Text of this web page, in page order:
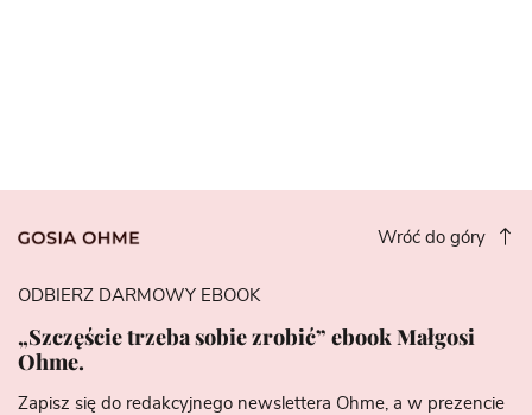
Wróć do góry
ODBIERZ DARMOWY EBOOK
„Szczęście trzeba sobie zrobić” ebook Małgosi
Ohme.
Zapisz się do redakcyjnego newslettera Ohme, a w prezencie